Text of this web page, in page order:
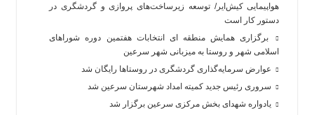
هواپیمایی کیش‌ایر/ توسعه زیرساخت‌های پروازی و گردشگری در
دستور کار است
برگزاری همایش منطقه ای انتخابات هفتمین دوره شوراهای
اسلامی شهر و روستا به میزبانی شهر سرعین
عوارض سرمایه‌گذاری گردشگری در روستاها رایگان شد
سروری رئیس جدید کمیته امداد شهرستان سرعین شد
یادواره شهدای بخش مرکزی سرعین برگزار شد